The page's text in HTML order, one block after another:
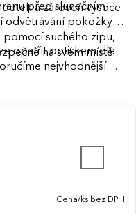
a zároveň vysoce
před slunečním
odvětrávání pokožky
pomocí suchého zipu,
na svém místě.
opatřit potiskem dle
nejvhodnější
i váš rozpočet.
Cena/ks bez DPH